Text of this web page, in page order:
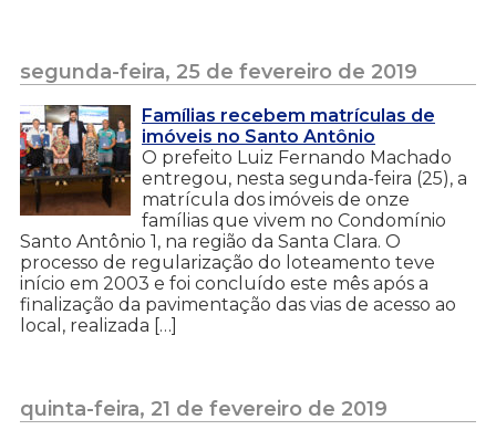
segunda-feira, 25 de fevereiro de 2019
Famílias recebem matrículas de
imóveis no Santo Antônio
O prefeito Luiz Fernando Machado
entregou, nesta segunda-feira (25), a
matrícula dos imóveis de onze
famílias que vivem no Condomínio
Santo Antônio 1, na região da Santa Clara. O
processo de regularização do loteamento teve
início em 2003 e foi concluído este mês após a
finalização da pavimentação das vias de acesso ao
local, realizada […]
quinta-feira, 21 de fevereiro de 2019